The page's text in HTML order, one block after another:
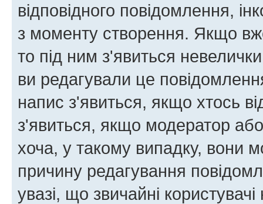
відповідного повідомлення,
з моменту створення. Якщо
то під ним з'явиться
ви редагували це
напис з'явиться, якщо хтось
з'явиться, якщо модератор
хоча, у такому випадку, вони
причину редагування
увазі, що звичайні